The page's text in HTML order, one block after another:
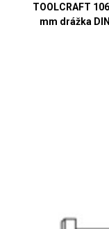
TOOLCRAFT
mm drážka